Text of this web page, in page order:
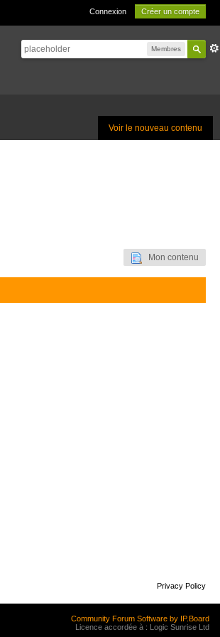
Connexion Créer un compte
Membres
Voir le nouveau contenu
Mon contenu
Privacy Policy
Community Forum Software by IP.Board
Licence accordée à : Logic Sunrise Ltd